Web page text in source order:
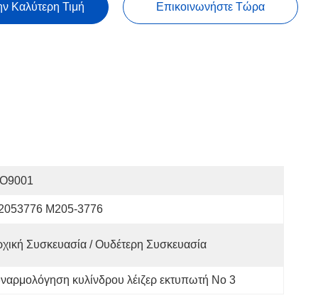
Καλύτερη Τιμή Επικοινωνήστε Τώρα
M205-3776
Συσκευασία / Ουδέτερη Συσκευασία
κυλίνδρου λέιζερ εκτυπωτή Νο 3